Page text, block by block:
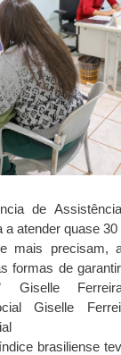
de
a atender quase
mais precisam,
formas de
Giselle
Giselle
brasiliense